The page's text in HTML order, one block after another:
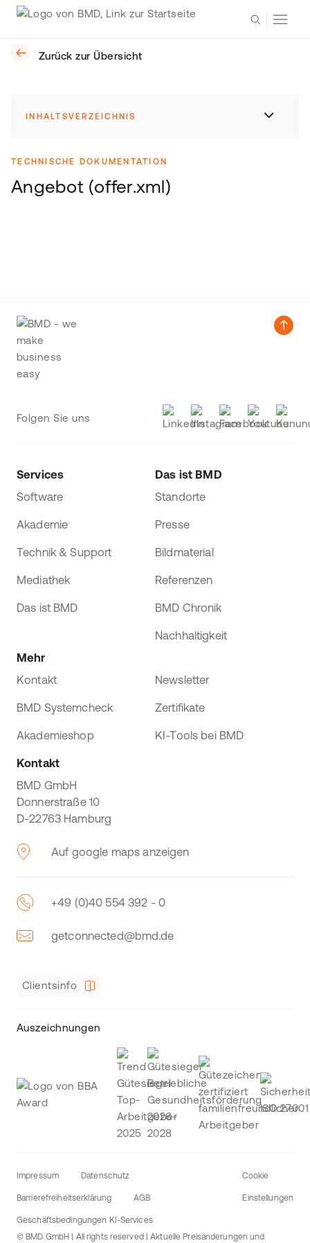
Zurück zur Übersicht
INHALTSVERZEICHNIS
TECHNISCHE DOKUMENTATION
Angebot (offer.xml)
Folgen Sie uns
Services
Software
Akademie
Technik & Support
Mediathek
Das ist BMD
Das ist BMD
Standorte
Presse
Bildmaterial
Referenzen
BMD Chronik
Nachhaltigkeit
Mehr
Kontakt
Newsletter
BMD Systemcheck Zertifikate
Akademieshop KI-Tools bei BMD
Kontakt
BMD GmbH
Donnerstraße 10
D-22763 Hamburg
Auf google maps anzeigen
+49 (0)40 554 392 - 0
getconnected@bmd.de
Clientsinfo
Auszeichnungen
Impressum Datenschutz
Barrierefreiheitserklärung AGB
Geschäftsbedingungen KI-Services
Cookie
Einstellungen
© BMD GmbH | All rights reserved | Aktuelle Preisänderungen und